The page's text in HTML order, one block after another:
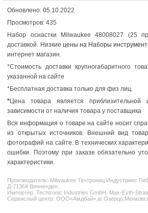
Обновлено: 05.10.2022
Просмотров: 435
Набор оснастки Milwaukee 48008027 (25
доставкой. Низкие цены на Наборы
интернет магазин.
*Стоимость доставки крупногабаритного
указанной на сайте
*Бесплатная доставка только для физ лиц.
*Цена товара является
зависимости от наличия товара у поставщика
Вся информация о товаре на сайте носит
из открытых источников. Внешний вид
фотографий на сайте. В технических
ошибки. Поэтому при заказе обязательно
характеристики.
Производитель: Milwaukee Течтрониц Индустриес
Д-71364 Винненден.
Импортёр: Techtronic Industries GmbH. Max-Eyth-
Сервисный центр: